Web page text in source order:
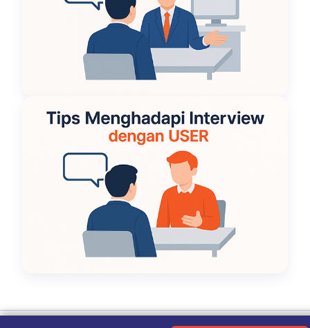
Kebijakan Privasi|Tentang Kami|